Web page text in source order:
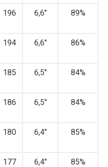
196 6,6″ 89%
194 6,6″ 86%
185 6,5″ 84%
186 6,5″ 84%
180 6,4″ 85%
177 6,4″ 85%